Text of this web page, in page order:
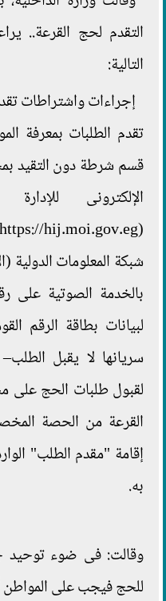
التقدم لحج القرعة..
التالية:
إجراءات واشتراطات
تقدم الطلبات بمعرفة
قسم شرطة دون التقيد
الإلكترونى
شبكة المعلومات الدولية
لبيانات بطاقة الرقم
سريانها لا يقبل
لقبول طلبات الحج على
القرعة من الحصة
إقامة "مقدم الطلب"
به.
وقالت: فى ضوء توحيد
للحج فيجب على المواطن